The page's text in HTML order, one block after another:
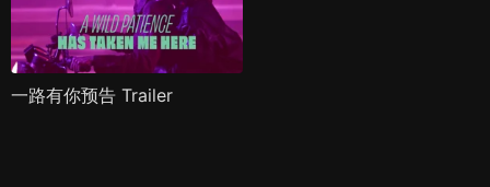
一路有你预告 Trailer